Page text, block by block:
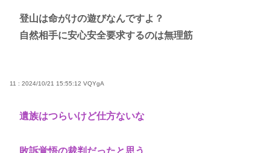
登山は命がけの遊びなんですよ？
自然相手に安心安全要求するのは無理筋
11 : 2024/10/21 15:55:12 VQYgA
遺族はつらいけど仕方ないな
敗訴覚悟の裁判だったと思う